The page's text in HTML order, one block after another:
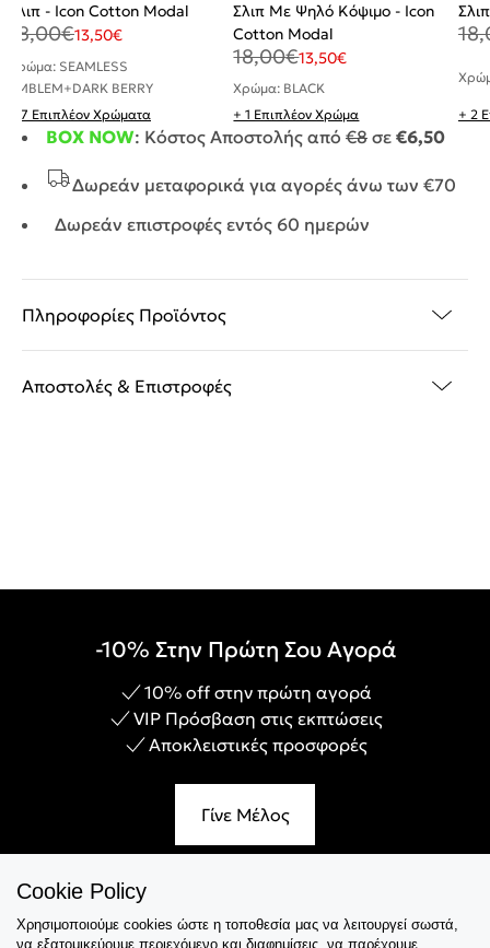
Σλιπ - Icon Cotton Modal
18,00€13,50€
Χρώμα: SEAMLESS
EMBLEM+DARK BERRY
+ 7 Επιπλέον Χρώματα
Σλιπ Με Ψηλό Κόψιμο - Icon
Cotton Modal
18,00€13,50€
Χρώμα: BLACK
+ 1 Επιπλέον Χρώμα
+ 2
BOX NOW: Κόστος Αποστολής από €8 σε €6,50
Δωρεάν μεταφορικά για αγορές άνω των €70
Δωρεάν επιστροφές εντός 60 ημερών
Πληροφορίες Προϊόντος
Αποστολές & Επιστροφές
-10% Στην Πρώτη Σου Αγορά
10% off στην πρώτη αγορά
VIP Πρόσβαση στις εκπτώσεις
Αποκλειστικές προσφορές
Γίνε Μέλος
Εξυπηρέτηση
Cookie Policy
Χρησιμοποιούμε cookies ώστε η τοποθεσία μας να λειτουργεί σωστά,
να εξατομικεύουμε περιεχόμενο και διαφημίσεις, να παρέχουμε